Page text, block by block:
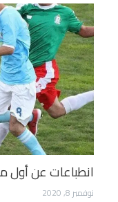
انطباعات عن أول
نوفمبر 8, 2020